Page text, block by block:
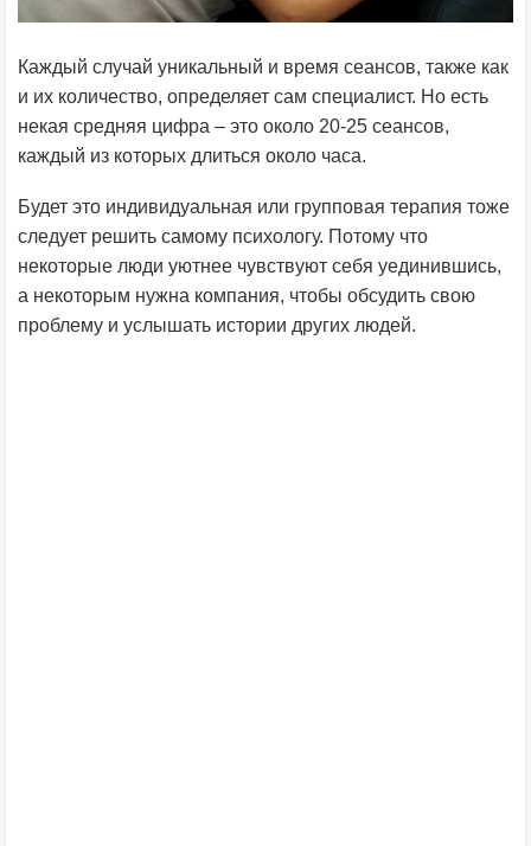
Каждый случай уникальный и время сеансов, также как
и их количество, определяет сам специалист. Но есть
некая средняя цифра – это около 20-25 сеансов,
каждый из которых длиться около часа.
Будет это индивидуальная или групповая терапия тоже
следует решить самому психологу. Потому что
некоторые люди уютнее чувствуют себя уединившись,
а некоторым нужна компания, чтобы обсудить свою
проблему и услышать истории других людей.